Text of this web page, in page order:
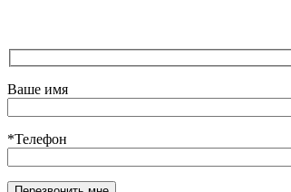
Ваше имя
*Телефон
Оставьте это поле пустым.